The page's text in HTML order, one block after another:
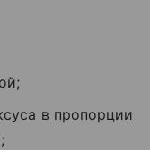
в пропорции